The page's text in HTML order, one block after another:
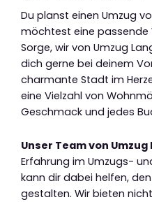
Du planst einen Umzug
möchtest eine passende
Sorge, wir von Umzug
dich gerne bei deinem
charmante Stadt im
eine Vielzahl von
Geschmack und jedes
Unser Team von Umzug
Erfahrung im Umzugs-
kann dir dabei helfen,
gestalten. Wir bieten